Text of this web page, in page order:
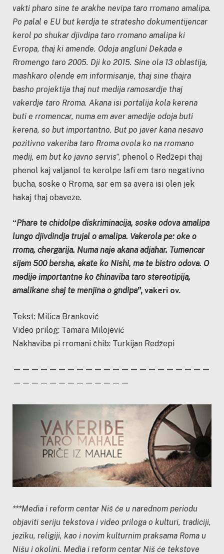
vakti pharo sine te arakhe nevipa taro rromano amalipa.
Po palal e EU but kerdja te stratesho dokumentijencar
kerol po shukar djivdipa taro rromano amalipa ki
Evropa, thaj ki amende. Odoja angluni Dekada e
Rromengo taro 2005. Dji ko 2015. Sine ola 13 oblastija,
mashkaro olende em informisanje, thaj sine thajra
basho projektija thaj nut medija ramosardje thaj
vakerdje taro Rroma. Akana isi portalija kola kerena
buti e rromencar, numa em aver amedije odoja buti
kerena, so but importantno. But po javer kana nesavo
pozitivno vakeriba taro Rroma ovola ko na rromano
medij, em but ko javno servis”, phenol o Redžepi thaj
phenol kaj valjanol te kerolpe lafi em taro negativno
bucha, soske o Rroma, sar em sa avera isi olen jek
hakaj thaj obaveze.
“Phare te chidolpe diskriminacija, soske odova amalipa
lungo djivdindja trujal o amalipa. Vakerola pe: oke o
rroma, chergarija. Numa naje akana adjahar. Tumencar
sijam 500 bersha, akate ko Nishi, ma te bistro odova. O
medije importantne ko čhinaviba taro stereotipija,
amalikane shaj te menjina o gndipa”, vakeri ov.
Tekst: Milica Branković
Video prilog: Tamara Milojević
Nakhaviba pi rromani čhib: Turkijan Redžepi
——————————————————————
—————————————
***Media i reform centar Niš će u narednom periodu
objaviti seriju tekstova i video priloga o kulturi, tradiciji,
jeziku, religiji, kao i novim kulturnim praksama Roma u
Nišu i okolini. Media i reform centar Niš će tekstove